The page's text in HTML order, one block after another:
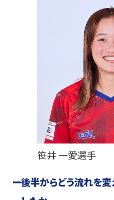
笹井 一愛選手
ー後半からどう流れを変